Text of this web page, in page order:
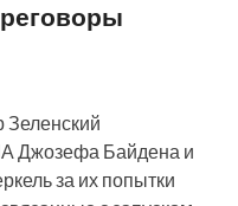
Джозефа Байдена и
за их попытки